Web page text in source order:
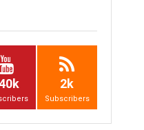
2k
Subscribers